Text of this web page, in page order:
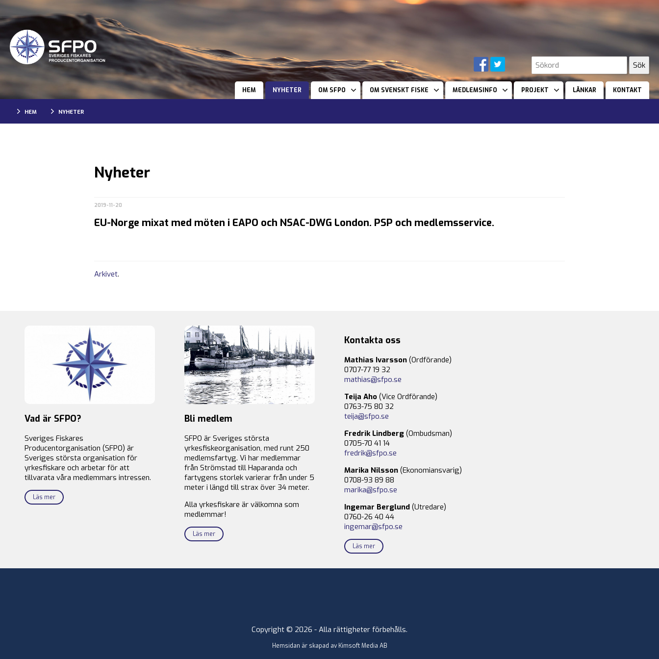
HEM NYHETER OM SFPO OM SVENSKT FISKE MEDLEMSINFO PROJEKT LÄNKAR KONTAKT
HEM NYHETER
Nyheter
2019-11-20
EU-Norge mixat med möten i EAPO och NSAC-DWG London. PSP och medlemsservice.
Arkivet.
Vad är SFPO?
Sveriges Fiskares
Producentorganisation (SFPO) är
Sveriges största organisation för
yrkesfiskare och arbetar för att
tillvarata våra medlemmars intressen.
Läs mer
Bli medlem
SFPO är Sveriges största
yrkesfiskeorganisation, med runt 250
medlemsfartyg. Vi har medlemmar
från Strömstad till Haparanda och
fartygens storlek varierar från under 5
meter i längd till strax över 34 meter.
Alla yrkesfiskare är välkomna som
medlemmar!
Läs mer
Kontakta oss
Mathias Ivarsson (Ordförande)
0707-77 19 32
mathias@sfpo.se
Teija Aho (Vice Ordförande)
0763-75 80 32
teija@sfpo.se
Fredrik Lindberg (Ombudsman)
0705-70 41 14
fredrik@sfpo.se
Marika Nilsson (Ekonomiansvarig)
0708-93 89 88
marika@sfpo.se
Ingemar Berglund (Utredare)
0760-26 40 44
ingemar@sfpo.se
Läs mer
Copyright © 2026 - Alla rättigheter förbehålls.
Hemsidan är skapad av Kimsoft Media AB